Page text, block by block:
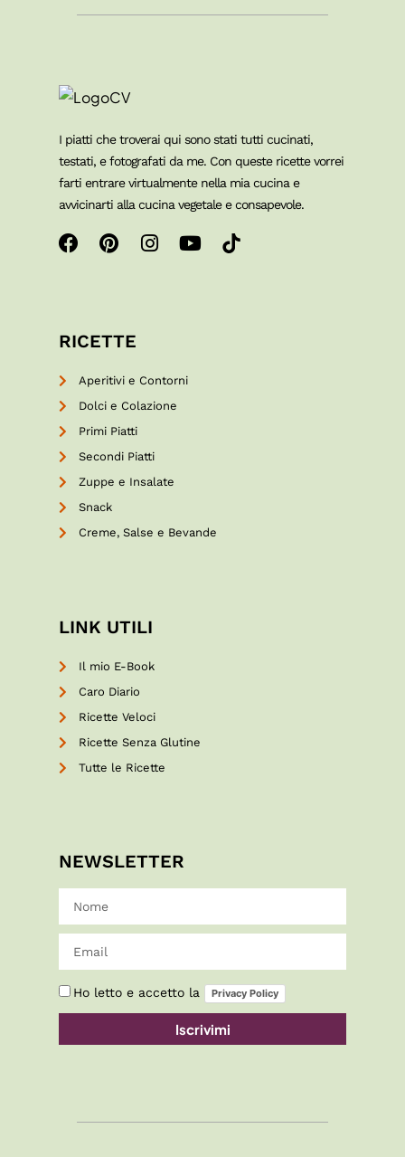
I piatti che troverai qui sono stati tutti cucinati,
testati, e fotografati da me. Con queste ricette vorrei
farti entrare virtualmente nella mia cucina e
avvicinarti alla cucina vegetale e consapevole.
RICETTE
Aperitivi e Contorni
Dolci e Colazione
Primi Piatti
Secondi Piatti
Zuppe e Insalate
Snack
Creme, Salse e Bevande
LINK UTILI
Il mio E-Book
Caro Diario
Ricette Veloci
Ricette Senza Glutine
Tutte le Ricette
NEWSLETTER
Ho letto e accetto la Privacy Policy
Iscrivimi